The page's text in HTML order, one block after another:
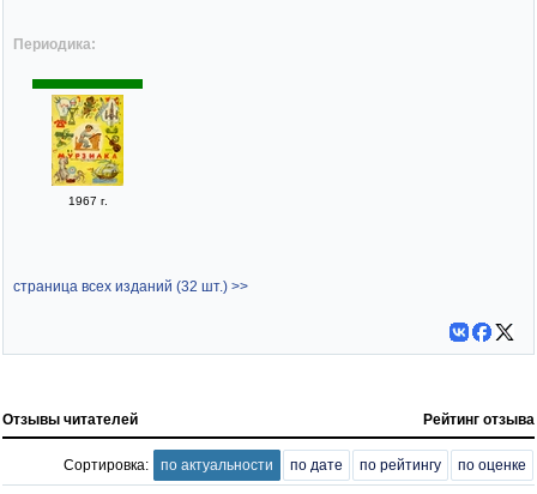
Периодика:
1967 г.
страница всех изданий (32 шт.) >>
Отзывы читателей Рейтинг отзыва
Сортировка: по актуальности по дате по рейтингу по оценке